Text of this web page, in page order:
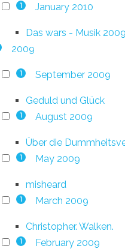
1 January 2010
Das wars - Musik 2009
2009
1 September 2009
Geduld und Glück
1 August 2009
Über die
1 May 2009
misheard
1 March 2009
Christopher. Walken.
1 February 2009